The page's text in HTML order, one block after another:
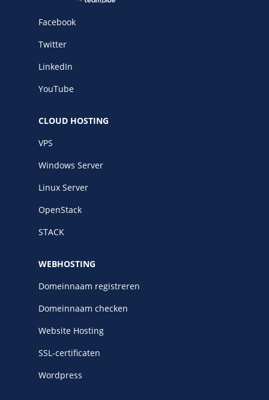
Facebook
Twitter
LinkedIn
YouTube
CLOUD HOSTING
VPS
Windows Server
Linux Server
OpenStack
STACK
WEBHOSTING
Domeinnaam registreren
Domeinnaam checken
Website Hosting
SSL-certificaten
Wordpress